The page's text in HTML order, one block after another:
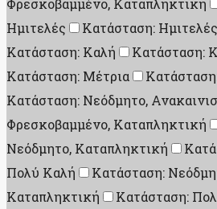
Φρεσκοβαμμένο, Καταπληκτική
Ημιτελές
Κατάσταση:
Κατάσταση: Καλή
Κατάσταση:
Κατάσταση: Μέτρια
Κατάσταση: Νεόδμητο,
Φρεσκοβαμμένο, Καταπληκτική
Νεόδμητο, Καταπληκτική
Πολύ Καλή
Κατάσταση:
Καταπληκτική
Κατάσταση: